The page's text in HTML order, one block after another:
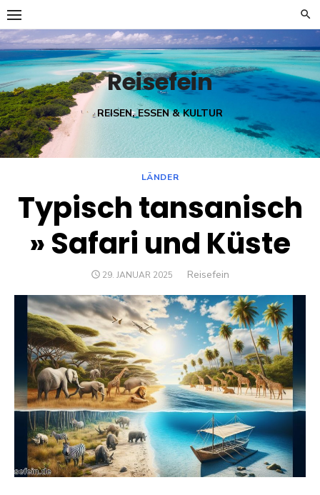
Skip
to
content
Reisefein
REISEN, ESSEN & KULTUR
LÄNDER
Typisch tansanisch
» Safari und Küste
POSTED
29. JANUAR 2025 Author
Reisefein